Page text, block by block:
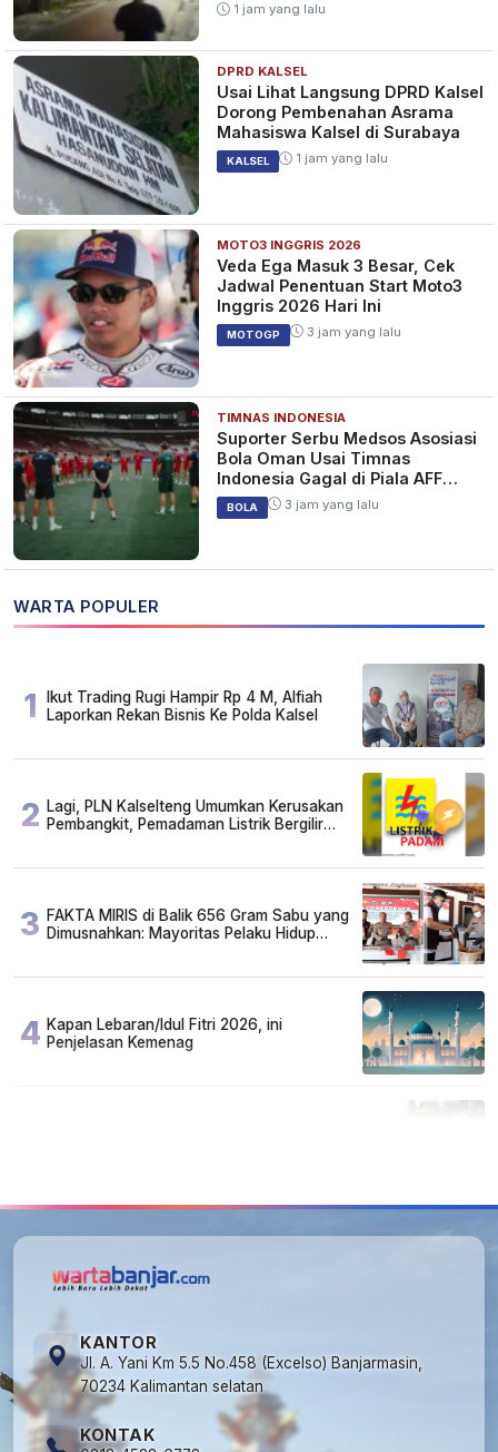
1 jam yang lalu
DPRD KALSEL
Usai Lihat Langsung DPRD Kalsel
Dorong Pembenahan Asrama
Mahasiswa Kalsel di Surabaya
KALSEL 1 jam yang lalu
MOTO3 INGGRIS 2026
Veda Ega Masuk 3 Besar, Cek
Jadwal Penentuan Start Moto3
Inggris 2026 Hari Ini
MOTOGP 3 jam yang lalu
TIMNAS INDONESIA
Suporter Serbu Medsos Asosiasi
Bola Oman Usai Timnas
Indonesia Gagal di Piala AFF
2026
BOLA 3 jam yang lalu
WARTA POPULER
1
Ikut Trading Rugi Hampir Rp 4 M, Alfiah
Laporkan Rekan Bisnis Ke Polda Kalsel
2 Lagi, PLN Kalselteng Umumkan Kerusakan
Pembangkit, Pemadaman Listrik Bergilir
3 FAKTA MIRIS di Balik 656 Gram Sabu yang
Dimusnahkan: Mayoritas Pelaku Hidup
4 Kapan Lebaran/Idul Fitri 2026, ini
Penjelasan Kemenag
KANTOR
Jl. A. Yani Km 5.5 No.458 (Excelso) Banjarmasin,
70234 Kalimantan selatan
KONTAK